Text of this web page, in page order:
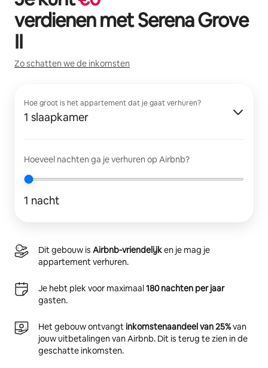
verdienen metSerena Grove
II
Zo schatten we de inkomsten
Hoe groot is het appartement dat je gaat verhuren?
1 slaapkamer
Hoeveel nachten ga je verhuren op Airbnb?
1 nacht
Dit gebouw is Airbnb-vriendelijken je mag je
appartement verhuren.
Je hebt plek voor maximaal180 nachten per jaar
gasten.
Het gebouw ontvangtinkomstenaandeel van 25%van
jouw uitbetalingen van Airbnb. Dit is terug te zien in de
geschatte inkomsten.